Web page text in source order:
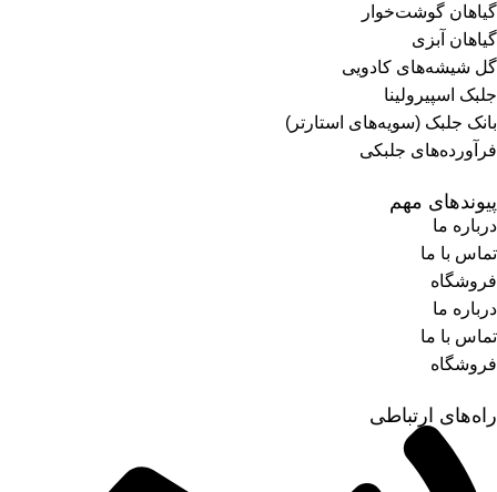
گیاهان گوشت‌خوار
گیاهان آبزی
گل شیشه‌های کادویی
جلبک اسپیرولینا
بانک جلبک (سویه‌های استارتر)
فرآورده‌های جلبکی
پیوندهای مهم
درباره ما
تماس با ما
فروشگاه
درباره ما
تماس با ما
فروشگاه
راه‌های ارتباطی